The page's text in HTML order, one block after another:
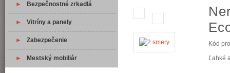
► Bezpečnostné zrkadlá
► Vitríny a panely
► Zabezpečenie
► Mestský mobiliár
Kód
Ľahké